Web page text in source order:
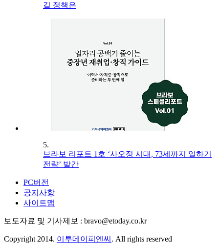
길 정책은
5.
브라보 리포트 1호 ‘사오정 시대, 73세까지 일하기
전략’ 발간
PC버전
공지사항
사이트맵
보도자료 및 기사제보 : bravo@etoday.co.kr
Copyright 2014. 이투데이피엔씨 . All rights reserved